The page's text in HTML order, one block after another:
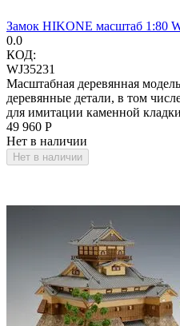
Замок HIKONE масштаб 1:80
0.0
КОД:
WJ35231
Масштабная деревянная
деревянные детали, в том
для имитации каменной
49 960 Р
Нет в наличии
Нет в наличии